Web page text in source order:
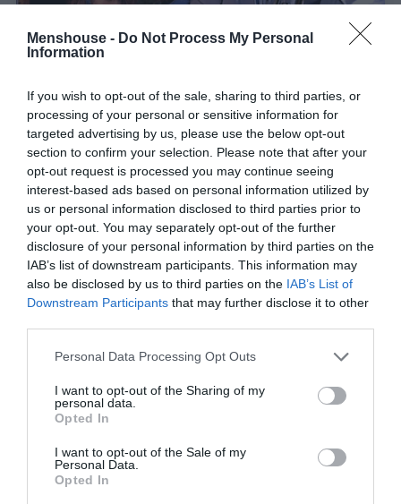
Menshouse - Do Not Process My Personal
Information
If you wish to opt-out of the sale, sharing to third parties, or
processing of your personal or sensitive information for
targeted advertising by us, please use the below opt-out
section to confirm your selection. Please note that after your
opt-out request is processed you may continue seeing
interest-based ads based on personal information utilized by
us or personal information disclosed to third parties prior to
your opt-out. You may separately opt-out of the further
disclosure of your personal information by third parties on the
IAB’s list of downstream participants. This information may
also be disclosed by us to third parties on the IAB’s List of
Downstream Participants that may further disclose it to other
Personal Data Processing Opt Outs
I want to opt-out of the Sharing of my
personal data.
Opted In
I want to opt-out of the Sale of my
Personal Data.
Opted In
Τόσοι σεισμοί τον τελευταίο καιρό, σε μουσική πίστα
βρισκόταν η Δέσποινα Βανδή, μόλις κούνησε λίγο ο
σύντροφός της πήρε στα χέρια ένα τρομπόνι για
σιγουριά.